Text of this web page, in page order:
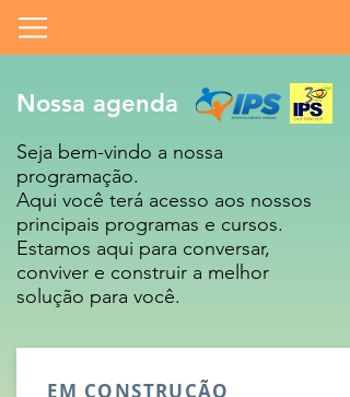
Nossa agenda
Seja bem-vindo a nossa
programação.
Aqui você terá acesso aos nossos
principais programas e cursos.
Estamos aqui para conversar,
conviver e construir a melhor
solução para você.
EM CONSTRUÇÃO